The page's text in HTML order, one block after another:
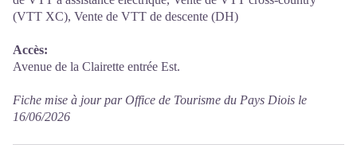
(VTT XC), Vente de VTT de descente (DH)
Accès:
Avenue de la Clairette entrée Est.
Fiche mise à jour par Office de Tourisme du Pays Diois le
16/06/2026